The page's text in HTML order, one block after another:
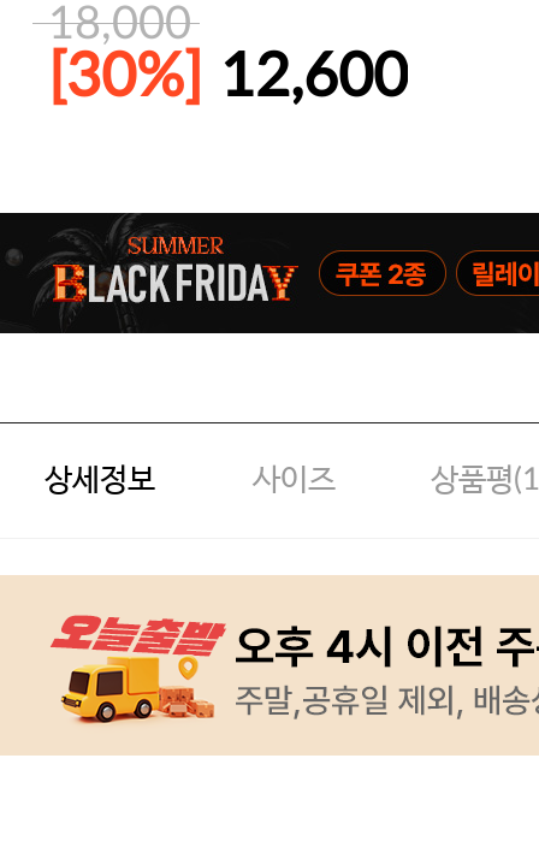
18,000
[30%] 12,600
주말특가 20%(8.7~8.9)/5만원 이
[썸머블프] 1만원 할인 쿠폰(8.1~31)
상세정보 사이즈 상품평(1